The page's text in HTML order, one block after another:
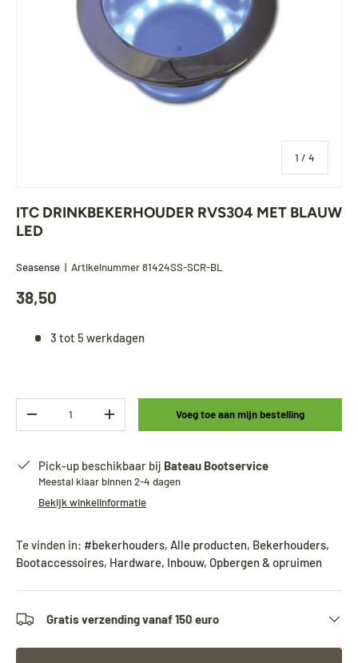
1 / van
4
ITC DRINKBEKERHOUDER RVS304 MET BLAUW
LED
Seasense | Artikelnummer81424SS-SCR-BL
38,50
3 tot 5 werkdagen
-
+ Voeg toe aan mijn bestelling
Pick-up beschikbaar bij Bateau Bootservice
Meestal klaar binnen 2-4 dagen
Bekijk winkelinformatie
Te vinden in: #bekerhouders, Alle producten, Bekerhouders,
Bootaccessoires, Hardware, Inbouw, Opbergen & opruimen
Gratis verzending vanaf 150 euro